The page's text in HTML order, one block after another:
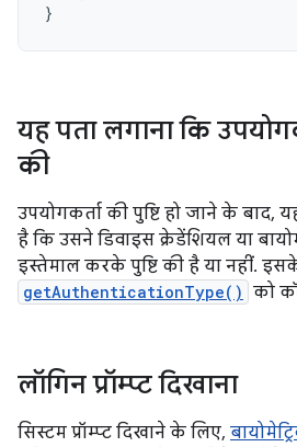
}
यह पता लगाना कि
की
उपयोगकर्ता की पुष्टि हो जाने के बाद,
है कि उसने डिवाइस क्रेडेंशियल या
इस्तेमाल करके पुष्टि की है या नहीं.
getAuthenticationType() को
लॉगिन प्रॉम्प्ट दिखाना
सिस्टम प्रॉम्प्ट दिखाने के लिए,